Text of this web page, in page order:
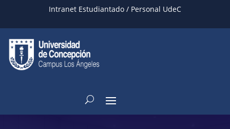
Intranet Estudiantado / Personal UdeC